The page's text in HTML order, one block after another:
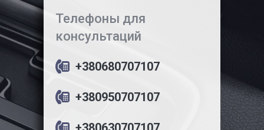
Телефоны для
консультаций
+380680707107
+380950707107